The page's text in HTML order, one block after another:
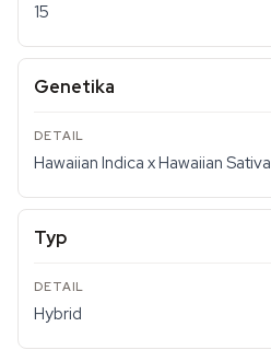
15
Genetika
Hawaiian Indica x Hawaiian Sativa
Typ
Hybrid